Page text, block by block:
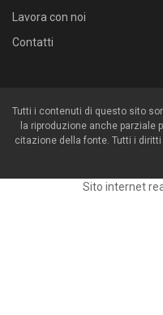
Lavora con noi
Contatti
Tutti i contenuti di questo sito
la riproduzione anche
citazione della fonte. Tutti i diritti
Sito internet